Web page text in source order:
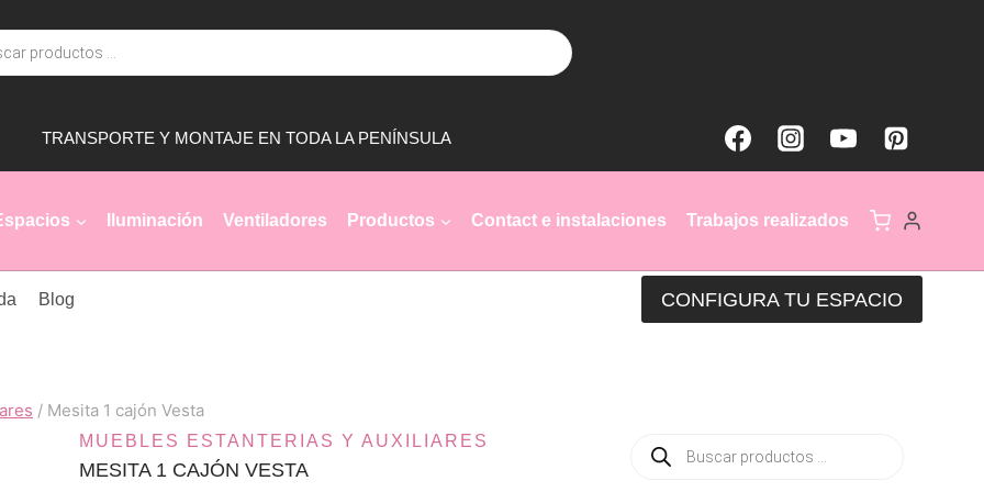
TRANSPORTE Y MONTAJE EN TODA LA PENÍNSULA
Iluminación Ventiladores Productos Contact e instalaciones Trabajos realizados
Blog CONFIGURA TU ESPACIO
/ Mesita 1 cajón Vesta
MUEBLES ESTANTERIAS Y AUXILIARES
MESITA 1 CAJÓN VESTA